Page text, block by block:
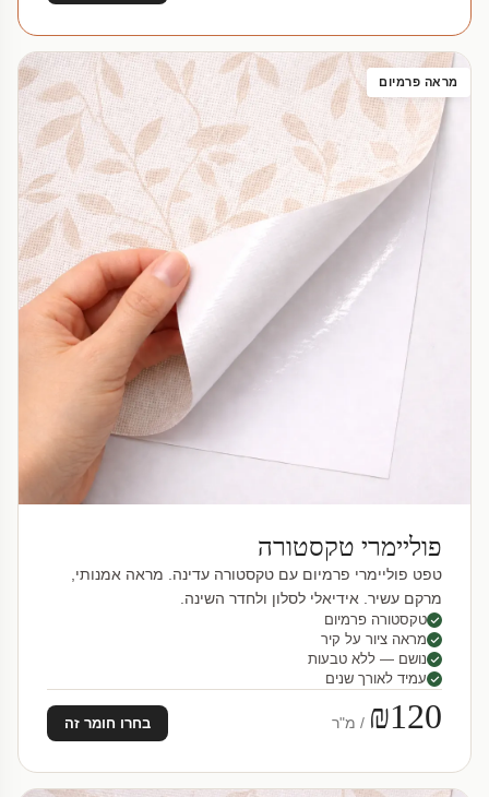
מראה פרמיום
פוליימרי טקסטורה
טפט פוליימרי פרמיום עם טקסטורה עדינה. מראה אמנותי,
מרקם עשיר. אידיאלי לסלון ולחדר השינה.
טקסטורה פרמיום
מראה ציור על קיר
נושם — ללא טבעות
עמיד לאורך שנים
₪120 / מ"ר בחרו חומר זה